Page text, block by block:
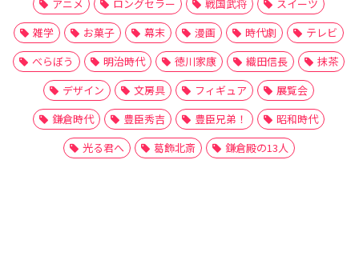
アニメ
ロングセラー 戦国武将
スイーツ
雑学
お菓子 幕末 漫画 時代劇
テレビ
べらぼう
明治時代 徳川家康 織田信長
抹茶
デザイン
文房具 フィギュア
展覧会
鎌倉時代
豊臣秀吉 豊臣兄弟！
昭和時代
光る君へ
葛飾北斎 鎌倉殿の13人